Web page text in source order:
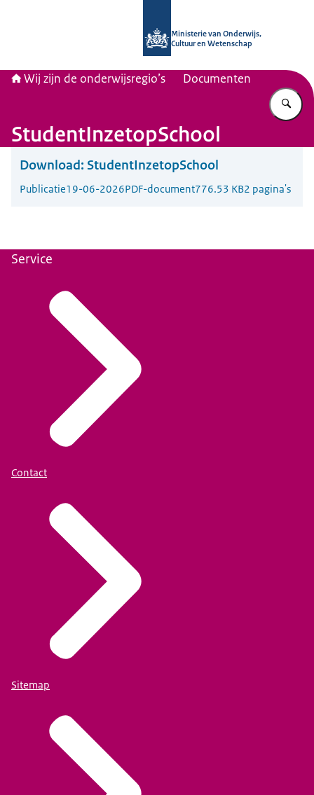
Ministerie van Onderwijs,
Cultuur en Wetenschap
Wij zijn de onderwijsregio’s Documenten
StudentInzetopSchool
Download: StudentInzetopSchool
Publicatie19-06-2026PDF-document776.53 KB2 pagina's
Service
Contact
Sitemap